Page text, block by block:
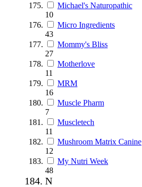
Michael's Naturopathic
10
Micro Ingredients
43
Mommy's Bliss
27
Motherlove
11
MRM
16
Muscle Pharm
7
Muscletech
11
Mushroom Matrix Canine
12
My Nutri Week
48
N